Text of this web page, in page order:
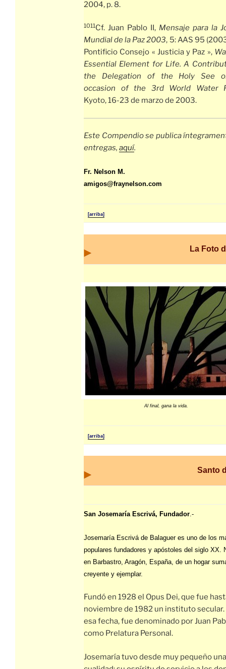
2004, p. 8.
1011Cf. Juan Pablo II, Mensaje para la
Mundial de la Paz 2003, 5: AAS 95
Pontificio Consejo « Justicia y Paz »,
Essential Element for Life. A
the Delegation of the Holy See
occasion of the 3rd World Water
Kyoto, 16-23 de marzo de 2003.
Este Compendio se publica
entregas, aquí.
Fr. Nelson M.
amigos@fraynelson.com
[arriba]
La Foto
Al final, gana la vida.
[arriba]
Santo
San Josemaría Escrivá, Fundador.-
Josemaría Escrivá de Balaguer es uno de los
populares fundadores y apóstoles del siglo XX.
en Barbastro, Aragón, España, de un hogar
creyente y ejemplar.
Fundó en 1928 el Opus Dei, que fue
noviembre de 1982 un instituto secular.
esa fecha, fue denominado por Juan
como Prelatura Personal.
Josemaría tuvo desde muy pequeño